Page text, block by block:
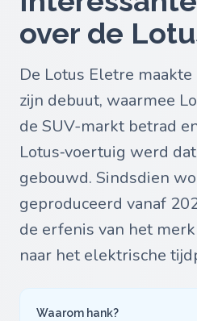
over de
De Lotus Eletre
zijn debuut, waarmee
de SUV-markt betrad
Lotus‑voertuig werd
gebouwd. Sindsdien
geproduceerd vanaf
de erfenis van het
naar het elektrische
Waarom hank?